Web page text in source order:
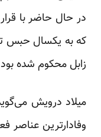
در حال حاضر با
زابل محکوم شده
میلاد درویش
وفادارترین عناصر